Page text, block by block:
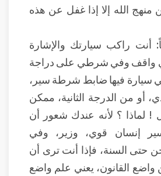
منهج الله إلا إذا غفل عن هذه
أنت راكب سيارتك والإشارة
واقف وفي شرطي على دراجة
سيارة فيها ضابط شرطة سير،
أو من الدرجة الثانية، ممكن
لماذا ؟ لأنه عندك شعور أن
إنسان قوي، وزير، وفي
حتى السنة، فإذا أنت ترى أن
القانون، يعني علم واضع